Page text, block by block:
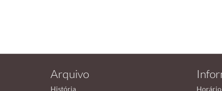
Arquivo
História Horário